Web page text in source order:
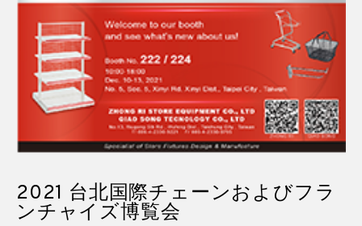
2021 台北国際チェーンおよびフラ
ンチャイズ博覧会